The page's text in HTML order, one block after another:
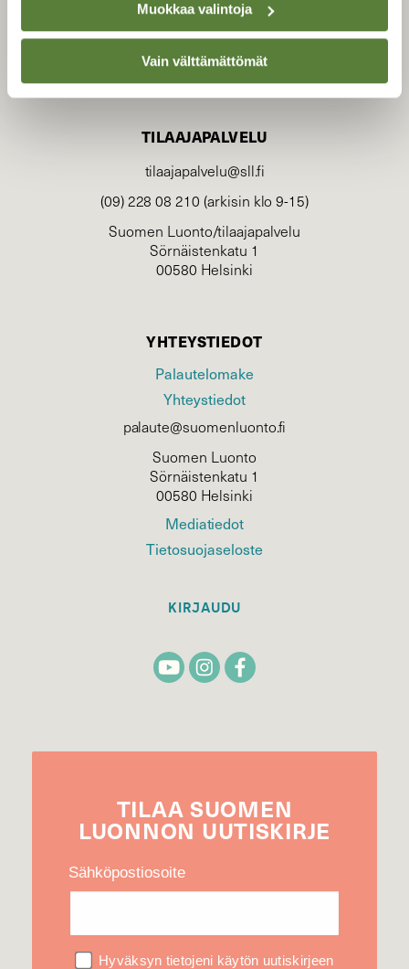
Muokkaa valintoja
Vain välttämättömät
TILAAJAPALVELU
tilaajapalvelu@sll.fi
(09) 228 08 210 (arkisin klo 9-15)
Suomen Luonto/tilaajapalvelu
Sörnäistenkatu 1
00580 Helsinki
YHTEYSTIEDOT
Palautelomake
Yhteystiedot
palaute@suomenluonto.fi
Suomen Luonto
Sörnäistenkatu 1
00580 Helsinki
Mediatiedot
Tietosuojaseloste
KIRJAUDU
TILAA SUOMEN
LUONNON UUTIS­KIRJE
Sähköpostiosoite
Hyväksyn tietojeni käytön uutiskirjeen